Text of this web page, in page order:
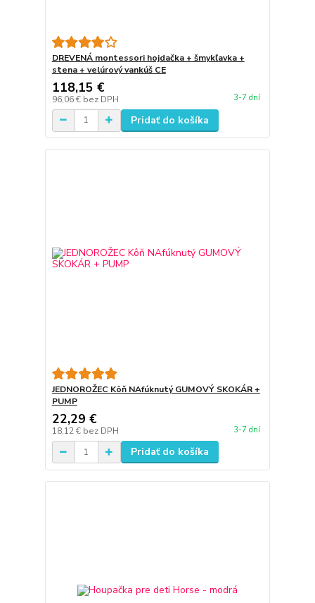
DREVENÁ montessori hojdačka + šmykľavka +
stena + velúrový vankúš CE
118,15 €
96,06 € bez DPH 3-7 dní
Pridať do košíka
JEDNOROŽEC Kôň NAfúknutý GUMOVÝ SKOKÁR +
PUMP
22,29 €
18,12 € bez DPH 3-7 dní
Pridať do košíka